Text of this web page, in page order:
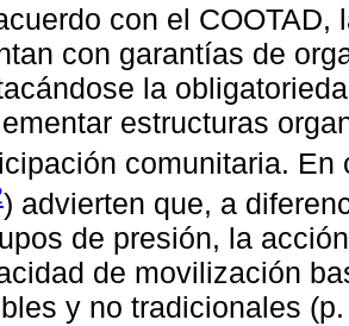
con el
con garantías de
la
estructuras
comunitaria. En
) advierten que, a
de presión, la
de movilización
y no tradicionales